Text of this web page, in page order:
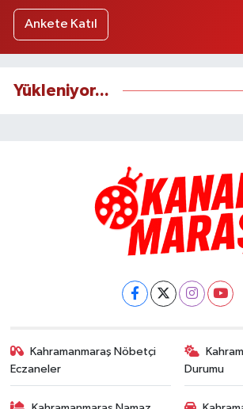
Ankete Katıl
Yükleniyor...
Kahramanmaraş Nöbetçi
Eczaneler
Durumu